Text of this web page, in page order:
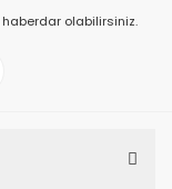
olabilirsiniz.